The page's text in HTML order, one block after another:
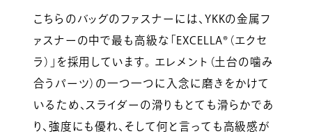
こちらのバッグのファスナーには、YKKの金属フ
ァスナーの中で最も高級な「EXCELLA®（エクセ
ラ）」を採用しています。 エレメント（土台の噛み
合うパーツ）の一つ一つに入念に磨きをかけて
いるため、スライダーの滑りもとても滑らかであ
り、強度にも優れ、そして何と言っても高級感が